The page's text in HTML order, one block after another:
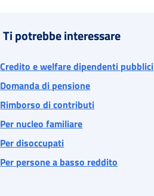
Ti potrebbe interessare
Credito e welfare dipendenti pubblici
Domanda di pensione
Rimborso di contributi
Per nucleo familiare
Per disoccupati
Per persone a basso reddito